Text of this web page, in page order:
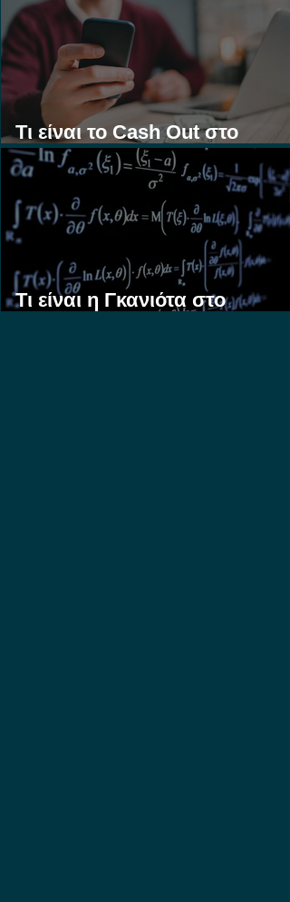
Τι είναι το Cash Out στο
Στοίχημα;
Τι είναι η Γκανιότα στο